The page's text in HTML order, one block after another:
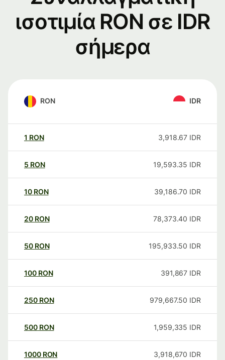
ισοτιμία RON σε IDR
σήμερα
RON IDR
1 RON 3,918.67 IDR
5 RON 19,593.35 IDR
10 RON 39,186.70 IDR
20 RON 78,373.40 IDR
50 RON 195,933.50 IDR
100 RON 391,867 IDR
250 RON 979,667.50 IDR
500 RON 1,959,335 IDR
1000 RON 3,918,670 IDR